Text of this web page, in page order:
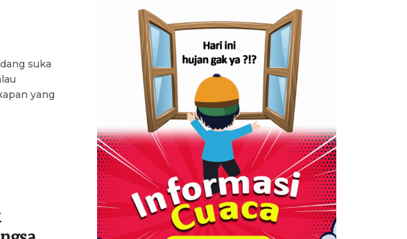
suka
yang